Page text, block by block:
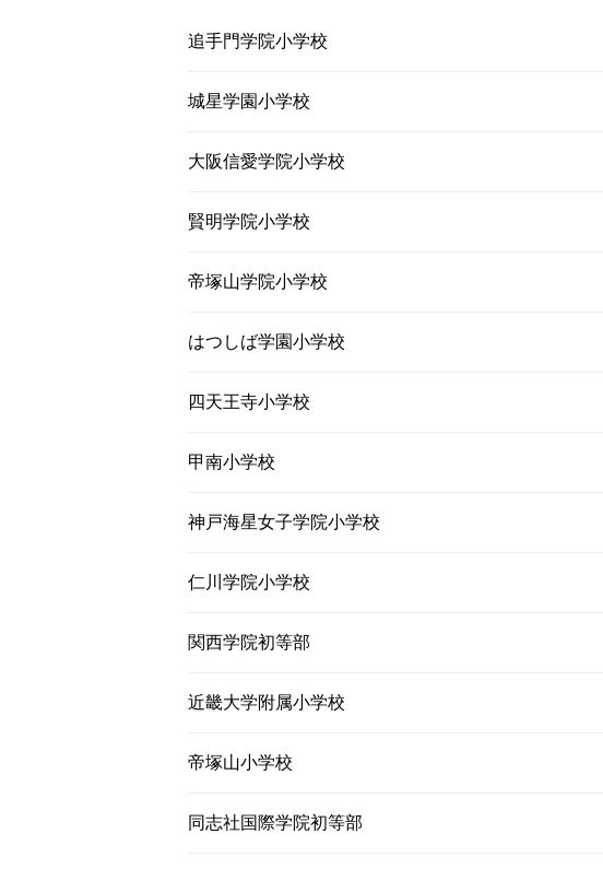
追手門学院小学校
城星学園小学校
大阪信愛学院小学校
賢明学院小学校
帝塚山学院小学校
はつしば学園小学校
四天王寺小学校
甲南小学校
神戸海星女子学院小学校
仁川学院小学校
関西学院初等部
近畿大学附属小学校
帝塚山小学校
同志社国際学院初等部